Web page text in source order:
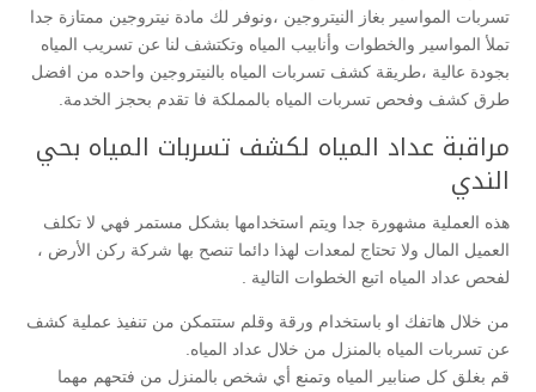
تسربات المواسير بغاز النيتروجين ،ونوفر لك مادة نيتروجين ممتازة جدا
تملأ المواسير والخطوات وأنابيب المياه وتكتشف لنا عن تسريب المياه
بجودة عالية ،طريقة كشف تسربات المياه بالنيتروجين واحده من افضل
طرق كشف وفحص تسربات المياه بالمملكة فا تقدم بحجز الخدمة.
مراقبة عداد المياه لكشف تسربات المياه بحي
الندي
هذه العملية مشهورة جدا ويتم استخدامها بشكل مستمر فهي لا تكلف
العميل المال ولا تحتاج لمعدات لهذا دائما تنصح بها شركة ركن الأرض ،
لفحص عداد المياه اتبع الخطوات التالية .
من خلال هاتفك او باستخدام ورقة وقلم ستتمكن من تنفيذ عملية كشف
عن تسربات المياه بالمنزل من خلال عداد المياه.
قم بغلق كل صنابير المياه وتمنع أي شخص بالمنزل من فتحهم مهما